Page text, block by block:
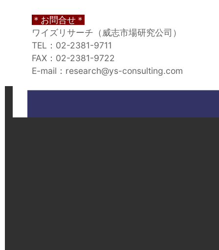
＊お問合せ＊
ワイズリサーチ（威志市場研究公司）
TEL：02-2381-9711
FAX：02-2381-9722
E-mail：research@ys-consulting.com